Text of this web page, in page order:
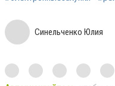
Синельченко Юлия